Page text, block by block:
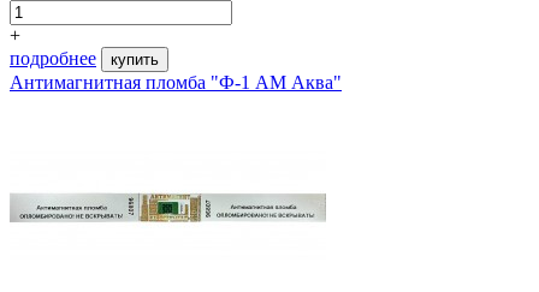
+
подробнее
купить
Антимагнитная пломба "Ф-1 АМ Аква"